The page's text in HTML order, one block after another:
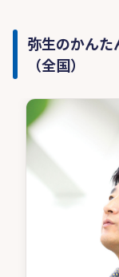
弥生のかん
（全国）